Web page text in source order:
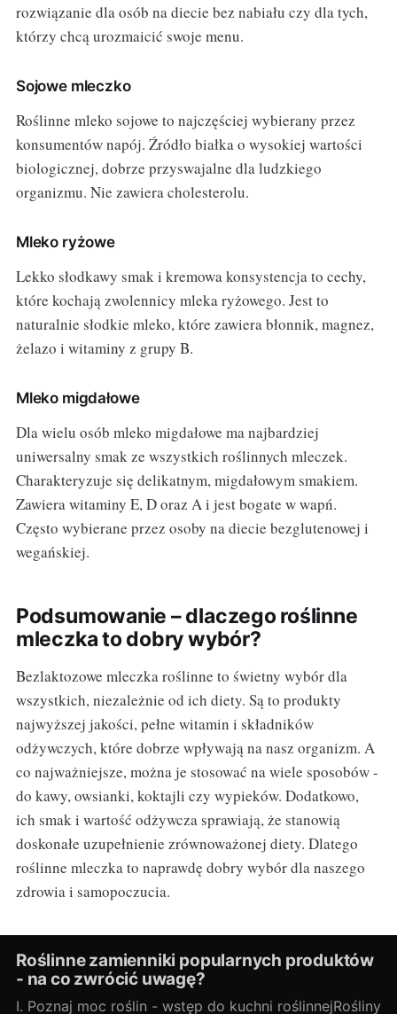
rozwiązanie dla osób na diecie bez nabiału czy dla tych,
którzy chcą urozmaicić swoje menu.
Sojowe mleczko
Roślinne mleko sojowe to najczęściej wybierany przez
konsumentów napój. Źródło białka o wysokiej wartości
biologicznej, dobrze przyswajalne dla ludzkiego
organizmu. Nie zawiera cholesterolu.
Mleko ryżowe
Lekko słodkawy smak i kremowa konsystencja to cechy,
które kochają zwolennicy mleka ryżowego. Jest to
naturalnie słodkie mleko, które zawiera błonnik, magnez,
żelazo i witaminy z grupy B.
Mleko migdałowe
Dla wielu osób mleko migdałowe ma najbardziej
uniwersalny smak ze wszystkich roślinnych mleczek.
Charakteryzuje się delikatnym, migdałowym smakiem.
Zawiera witaminy E, D oraz A i jest bogate w wapń.
Często wybierane przez osoby na diecie bezglutenowej i
wegańskiej.
Podsumowanie – dlaczego roślinne
mleczka to dobry wybór?
Bezlaktozowe mleczka roślinne to świetny wybór dla
wszystkich, niezależnie od ich diety. Są to produkty
najwyższej jakości, pełne witamin i składników
odżywczych, które dobrze wpływają na nasz organizm. A
co najważniejsze, można je stosować na wiele sposobów -
do kawy, owsianki, koktajli czy wypieków. Dodatkowo,
ich smak i wartość odżywcza sprawiają, że stanowią
doskonałe uzupełnienie zrównoważonej diety. Dlatego
roślinne mleczka to naprawdę dobry wybór dla naszego
zdrowia i samopoczucia.
Roślinne zamienniki popularnych produktów
- na co zwrócić uwagę?
I. Poznaj moc roślin - wstęp do kuchni roślinnejRośliny